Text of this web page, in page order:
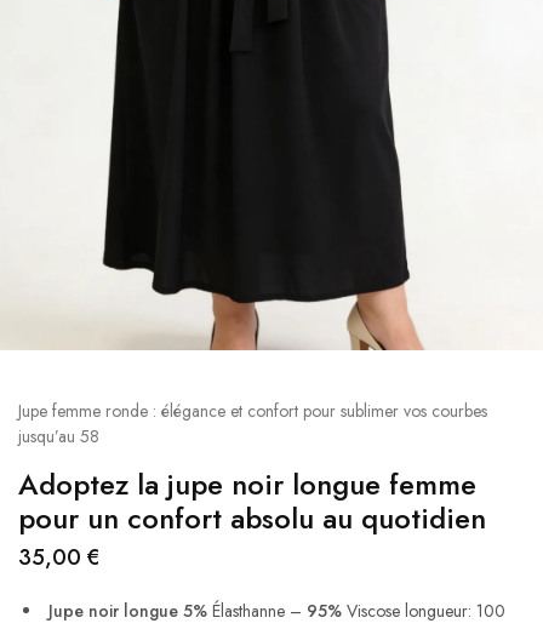
Jupe femme ronde : élégance et confort pour sublimer vos courbes
jusqu’au 58
Adoptez la jupe noir longue femme
pour un confort absolu au quotidien
35,00 €
Jupe noir longue 5% Élasthanne – 95% Viscose longueur: 100